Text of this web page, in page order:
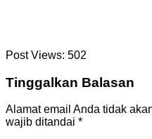
Post Views: 502
Tinggalkan Balasan
Alamat email Anda tidak
wajib ditandai *